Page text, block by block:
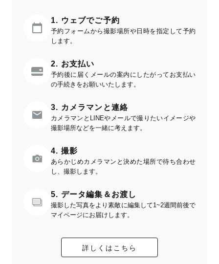
1. ウェブでご予約
予約フォームから撮影場所や日時を指定して予約
します。
2. お支払い
予約後に届くメールの案内にしたがってお支払い
の手続きをお願いいたします。
3. カメラマンと連絡
カメラマンとLINEやメールで撮りたいイメージや
撮影場所などを一緒に考えます。
4. 撮影
あらかじめカメラマンと決めた場所で待ち合わせ
し、撮影します。
5. データ編集＆お渡し
撮影した写真をより素敵に編集して1~2週間前後で
マイページにお届けします。
詳しくはこちら